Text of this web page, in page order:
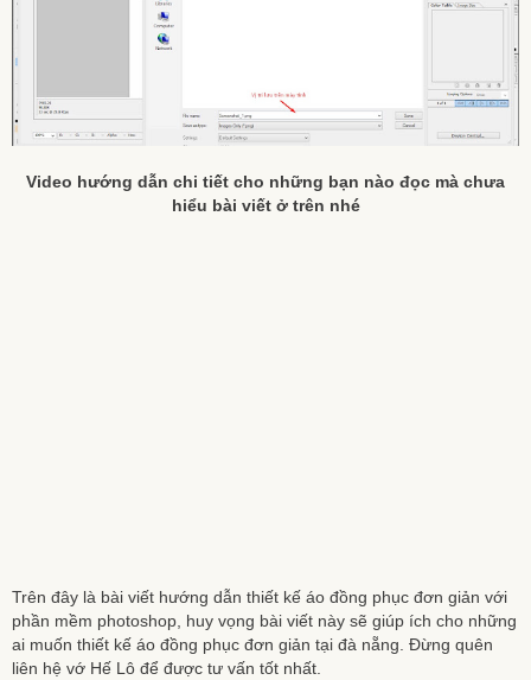
Video hướng dẫn chi tiết cho những bạn nào đọc mà chưa
hiểu bài viết ở trên nhé
Trên đây là bài viết hướng dẫn thiết kế áo đồng phục đơn giản với
phần mềm photoshop, huy vọng bài viết này sẽ giúp ích cho những
ai muốn thiết kế áo đồng phục đơn giản tại đà nẵng. Đừng quên
liên hệ vớ Hế Lô để được tư vấn tốt nhất.